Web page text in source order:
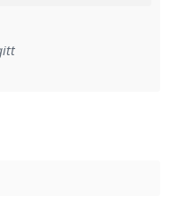
implementasjonsregel